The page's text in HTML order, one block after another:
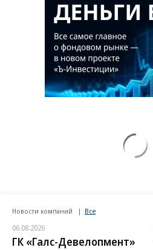
Новости компаний Все
06.08.2026
ГК «Галс-Девелопмент»